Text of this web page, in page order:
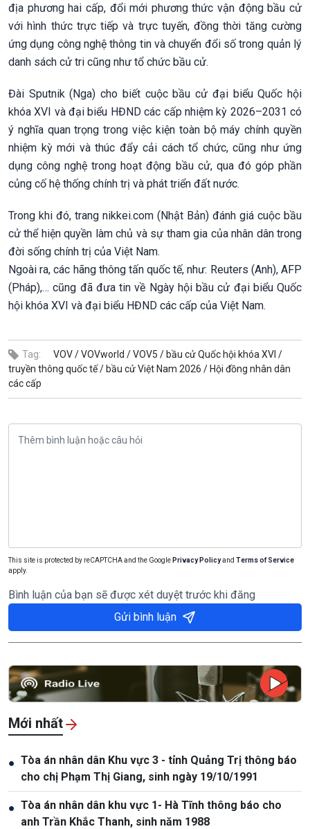
địa phương hai cấp, đổi mới phương thức vận động bầu cử
với hình thức trực tiếp và trực tuyến, đồng thời tăng cường
ứng dụng công nghệ thông tin và chuyển đổi số trong quản lý
danh sách cử tri cũng như tổ chức bầu cử.
Đài Sputnik (Nga) cho biết cuộc bầu cử đại biểu Quốc hội
khóa XVI và đại biểu HĐND các cấp nhiệm kỳ 2026–2031 có
ý nghĩa quan trọng trong việc kiện toàn bộ máy chính quyền
nhiệm kỳ mới và thúc đẩy cải cách tổ chức, cũng như ứng
dụng công nghệ trong hoạt động bầu cử, qua đó góp phần
củng cố hệ thống chính trị và phát triển đất nước.
Trong khi đó, trang nikkei.com (Nhật Bản) đánh giá cuộc bầu
cử thể hiện quyền làm chủ và sự tham gia của nhân dân trong
đời sống chính trị của Việt Nam.
Ngoài ra, các hãng thông tấn quốc tế, như: Reuters (Anh), AFP
(Pháp),… cũng đã đưa tin về Ngày hội bầu cử đại biểu Quốc
hội khóa XVI và đại biểu HĐND các cấp của Việt Nam.
Tag: VOV /VOVworld /VOV5 / bầu cử Quốc hội khóa XVI /
truyền thông quốc tế / bầu cử Việt Nam 2026 / Hội đồng nhân dân
các cấp
This site is protected by reCAPTCHA and the Google Privacy Policyand Terms of Service
apply.
Bình luận của bạn sẽ được xét duyệt trước khi đăng
Gửi bình luận
Mới nhất
● Tòa án nhân dân Khu vực 3 - tỉnh Quảng Trị thông báo
cho chị Phạm Thị Giang, sinh ngày 19/10/1991
● Tòa án nhân dân khu vực 1- Hà Tĩnh thông báo cho
anh Trần Khắc Thanh, sinh năm 1988